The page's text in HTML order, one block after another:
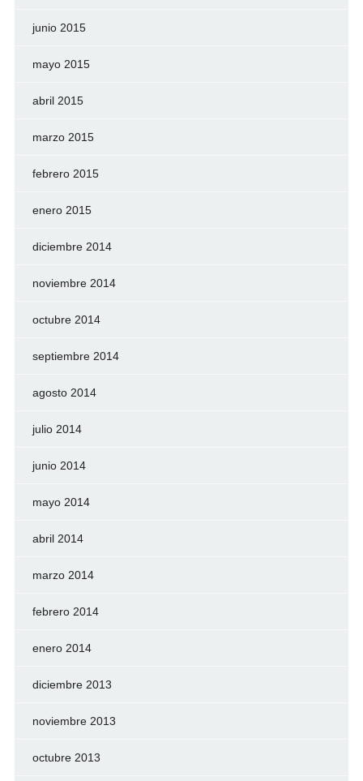
junio 2015
mayo 2015
abril 2015
marzo 2015
febrero 2015
enero 2015
diciembre 2014
noviembre 2014
octubre 2014
septiembre 2014
agosto 2014
julio 2014
junio 2014
mayo 2014
abril 2014
marzo 2014
febrero 2014
enero 2014
diciembre 2013
noviembre 2013
octubre 2013